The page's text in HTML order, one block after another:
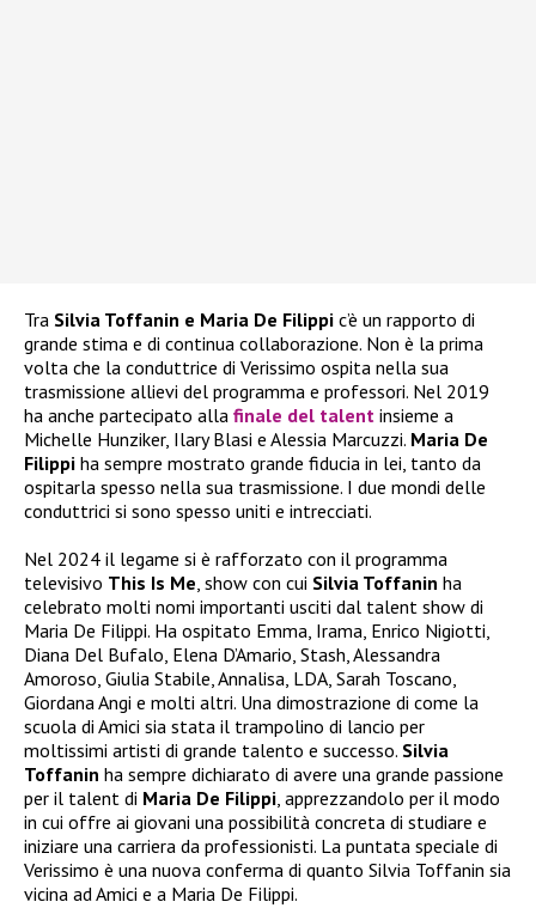
Tra Silvia Toffanin e Maria De Filippi c’è un rapporto di
grande stima e di continua collaborazione. Non è la prima
volta che la conduttrice di Verissimo ospita nella sua
trasmissione allievi del programma e professori. Nel 2019
ha anche partecipato alla finale del talent insieme a
Michelle Hunziker, Ilary Blasi e Alessia Marcuzzi. Maria De
Filippi ha sempre mostrato grande fiducia in lei, tanto da
ospitarla spesso nella sua trasmissione. I due mondi delle
conduttrici si sono spesso uniti e intrecciati.
Nel 2024 il legame si è rafforzato con il programma
televisivo This Is Me, show con cui Silvia Toffanin ha
celebrato molti nomi importanti usciti dal talent show di
Maria De Filippi. Ha ospitato Emma, Irama, Enrico Nigiotti,
Diana Del Bufalo, Elena D’Amario, Stash, Alessandra
Amoroso, Giulia Stabile, Annalisa, LDA, Sarah Toscano,
Giordana Angi e molti altri. Una dimostrazione di come la
scuola di Amici sia stata il trampolino di lancio per
moltissimi artisti di grande talento e successo. Silvia
Toffanin ha sempre dichiarato di avere una grande passione
per il talent di Maria De Filippi, apprezzandolo per il modo
in cui offre ai giovani una possibilità concreta di studiare e
iniziare una carriera da professionisti. La puntata speciale di
Verissimo è una nuova conferma di quanto Silvia Toffanin sia
vicina ad Amici e a Maria De Filippi.